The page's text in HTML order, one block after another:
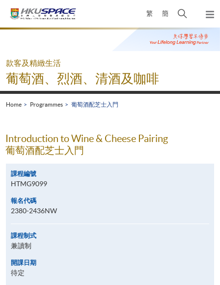
繁 簡
Open
search
panel
Main
款客及精緻生活
葡萄酒、烈酒、清酒及咖啡
Home Programmes 葡萄酒配芝士入門
Introduction to Wine & Cheese Pairing
葡萄酒配芝士入門
課程編號
HTMG9099
報名代碼
2380-2436NW
課程制式
兼讀制
開課日期
待定